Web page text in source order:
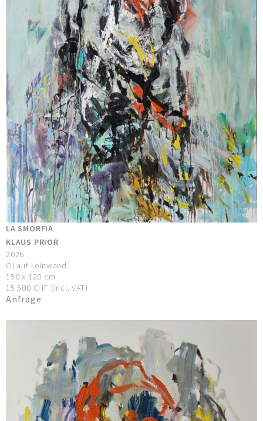
LA SMORFIA
KLAUS PRIOR
2026
Öl auf Leinwand
150 x 120 cm
15.500 CHF (incl. VAT)
Anfrage